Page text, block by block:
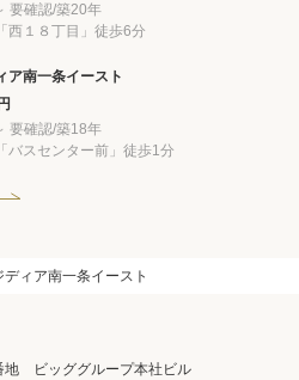
要確認/築20年
西１８丁目」徒歩6分
ア南一条イースト
要確認/築18年
バスセンター前」徒歩1分
ディア南一条イースト
地 ビッググループ本社ビル